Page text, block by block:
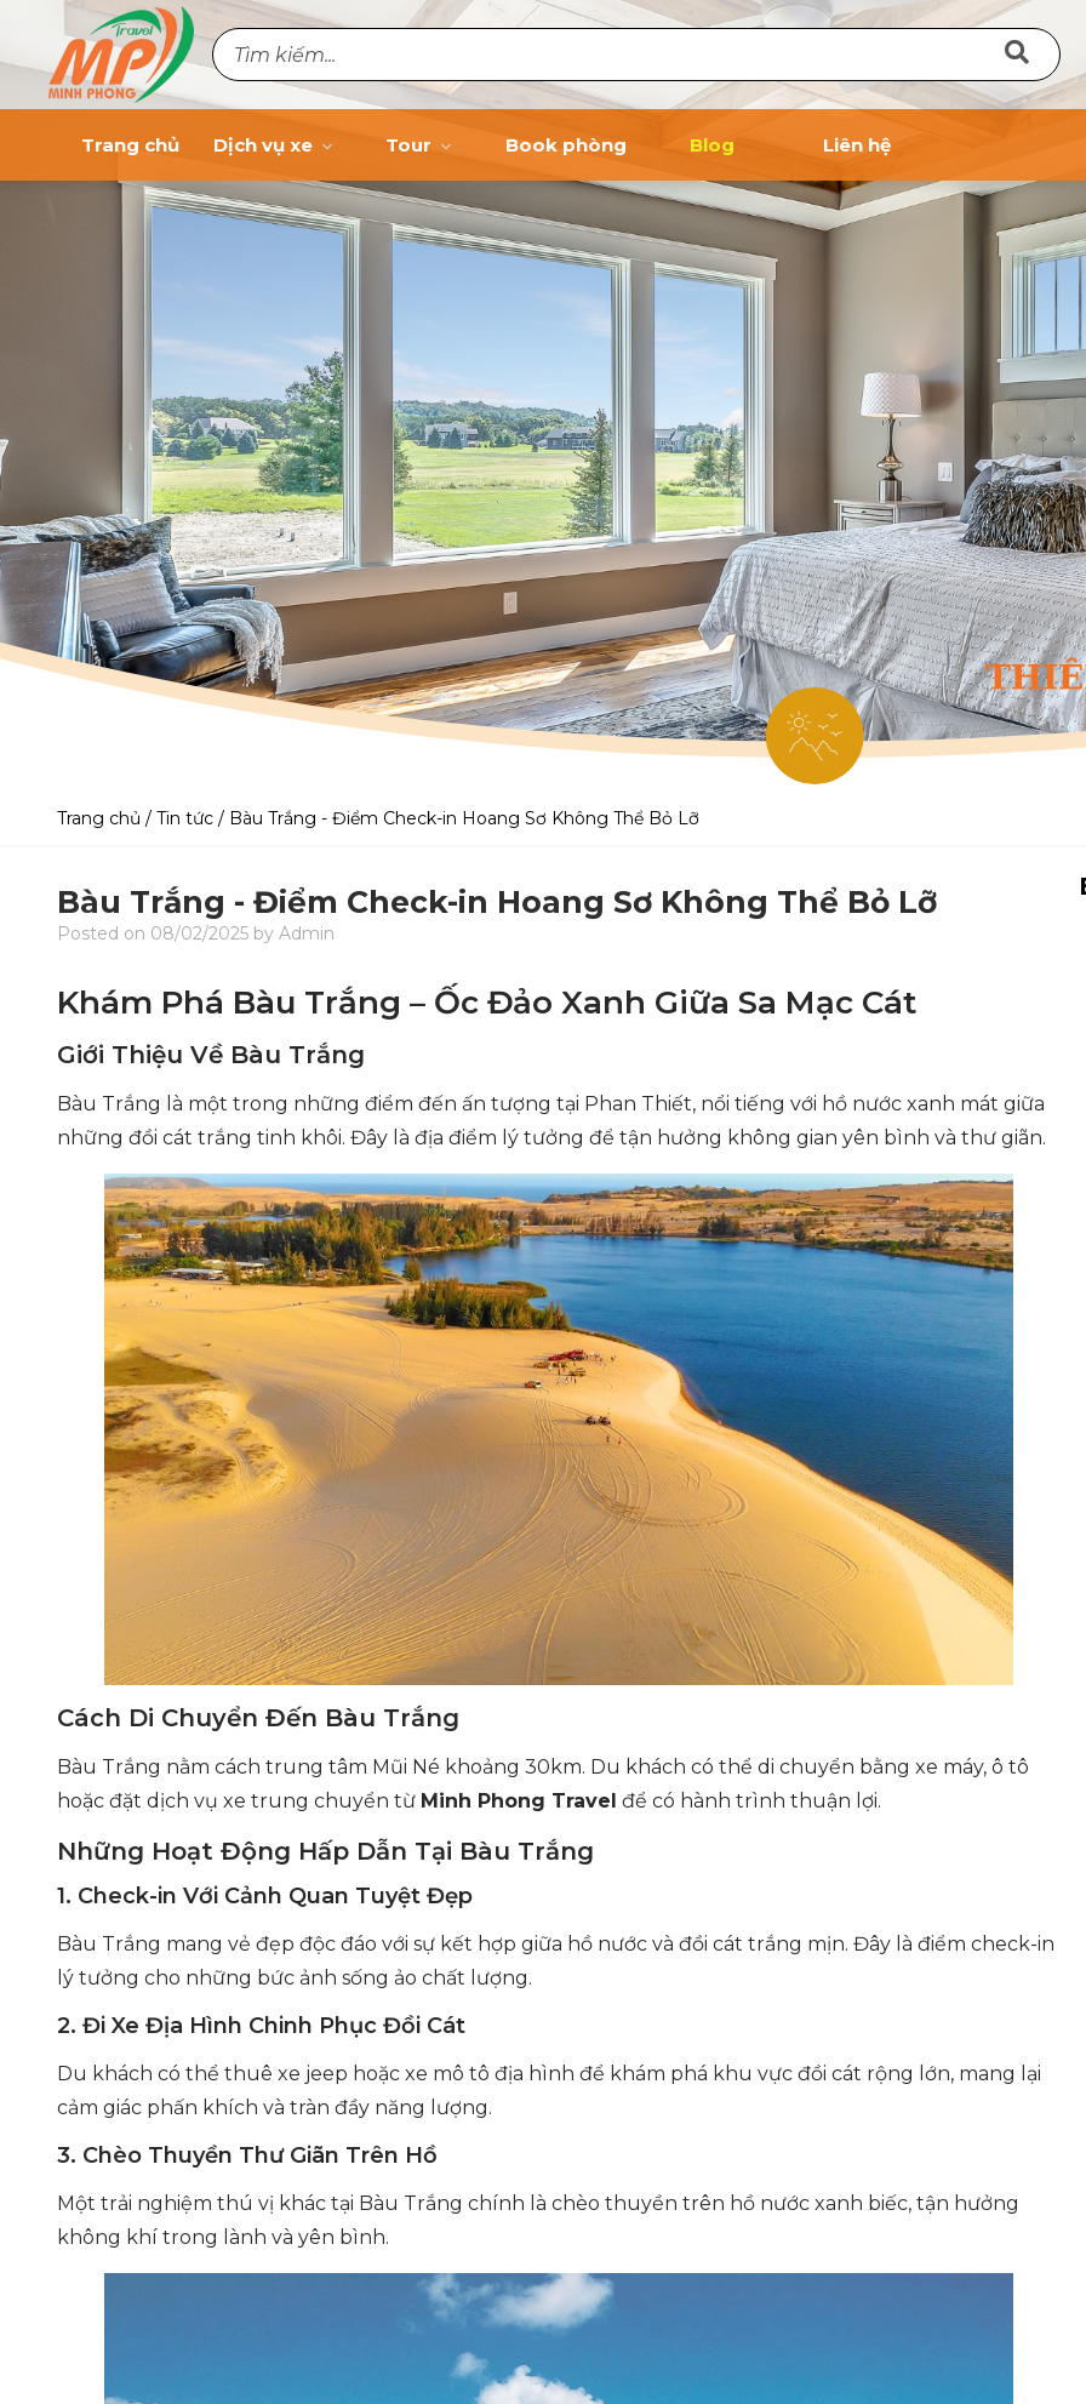
Trang chủ Dịch vụ xe Tour Book phòng Blog Liên hệ
Trang chủ / Tin tức / Bàu Trắng - Điểm Check-in Hoang Sơ Không Thể Bỏ Lỡ
Bàu Trắng - Điểm Check-in Hoang Sơ Không Thể Bỏ Lỡ
Posted on 08/02/2025 by Admin
Khám Phá Bàu Trắng – Ốc Đảo Xanh Giữa Sa Mạc Cát
Giới Thiệu Về Bàu Trắng
Bàu Trắng là một trong những điểm đến ấn tượng tại Phan Thiết, nổi tiếng với hồ nước xanh mát giữa
những đồi cát trắng tinh khôi. Đây là địa điểm lý tưởng để tận hưởng không gian yên bình và thư giãn.
Cách Di Chuyển Đến Bàu Trắng
Bàu Trắng nằm cách trung tâm Mũi Né khoảng 30km. Du khách có thể di chuyển bằng xe máy, ô tô
hoặc đặt dịch vụ xe trung chuyển từ Minh Phong Travel để có hành trình thuận lợi.
Những Hoạt Động Hấp Dẫn Tại Bàu Trắng
1. Check-in Với Cảnh Quan Tuyệt Đẹp
Bàu Trắng mang vẻ đẹp độc đáo với sự kết hợp giữa hồ nước và đồi cát trắng mịn. Đây là điểm check-in
lý tưởng cho những bức ảnh sống ảo chất lượng.
2. Đi Xe Địa Hình Chinh Phục Đồi Cát
Du khách có thể thuê xe jeep hoặc xe mô tô địa hình để khám phá khu vực đồi cát rộng lớn, mang lại
cảm giác phấn khích và tràn đầy năng lượng.
3. Chèo Thuyền Thư Giãn Trên Hồ
Một trải nghiệm thú vị khác tại Bàu Trắng chính là chèo thuyền trên hồ nước xanh biếc, tận hưởng
không khí trong lành và yên bình.